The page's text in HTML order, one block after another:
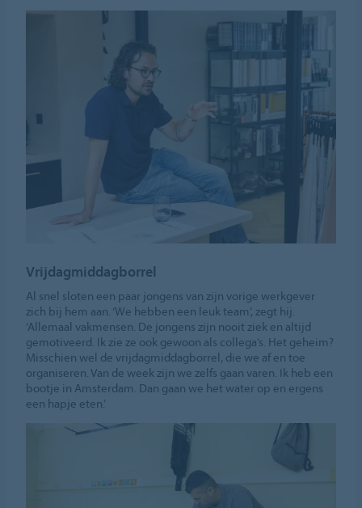
Vrijdagmiddagborrel
Al snel sloten een paar jongens van zijn vorige werkgever
zich bij hem aan. ‘We hebben een leuk team’, zegt hij.
‘Allemaal vakmensen. De jongens zijn nooit ziek en altijd
gemotiveerd. Ik zie ze ook gewoon als collega’s. Het geheim?
Misschien wel de vrijdagmiddagborrel, die we af en toe
organiseren. Van de week zijn we zelfs gaan varen. Ik heb een
bootje in Amsterdam. Dan gaan we het water op en ergens
een hapje eten.’